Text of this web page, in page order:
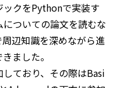
クをPythonで実装す
ついての論文を読むな
辺知識を深めながら進
ました。
ており、その際はBasi